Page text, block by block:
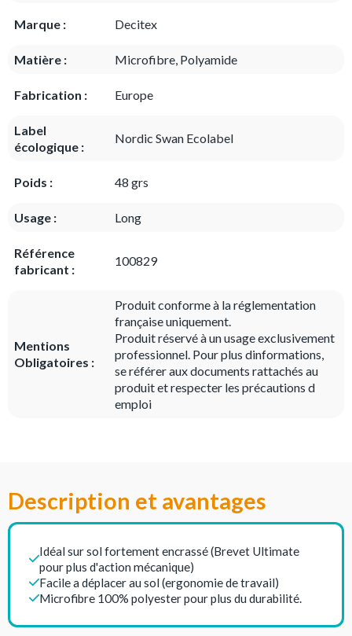
Marque : Decitex
Matière : Microfibre, Polyamide
Fabrication : Europe
Label
écologique :
Nordic Swan Ecolabel
Poids : 48 grs
Usage : Long
Référence
fabricant :
100829
Mentions
Obligatoires :
Produit conforme à la réglementation
française uniquement.
Produit réservé à un usage exclusivement
professionnel. Pour plus dinformations,
se référer aux documents rattachés au
produit et respecter les précautions d
emploi
Description et avantages
Idéal sur sol fortement encrassé (Brevet Ultimate
pour plus d'action mécanique)
Facile a déplacer au sol (ergonomie de travail)
Microfibre 100% polyester pour plus du durabilité.